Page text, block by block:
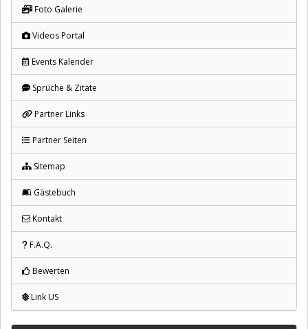
Foto Galerie
Videos Portal
Events Kalender
Sprüche & Zitate
Partner Links
Partner Seiten
Sitemap
Gästebuch
Kontakt
F.A.Q.
Bewerten
Link US